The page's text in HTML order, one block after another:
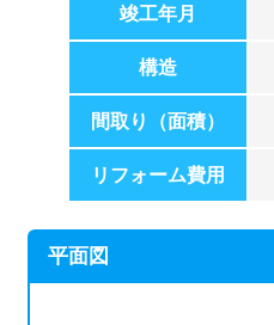
竣工年月
構造
間取り（面積）
リフォーム費用
平面図